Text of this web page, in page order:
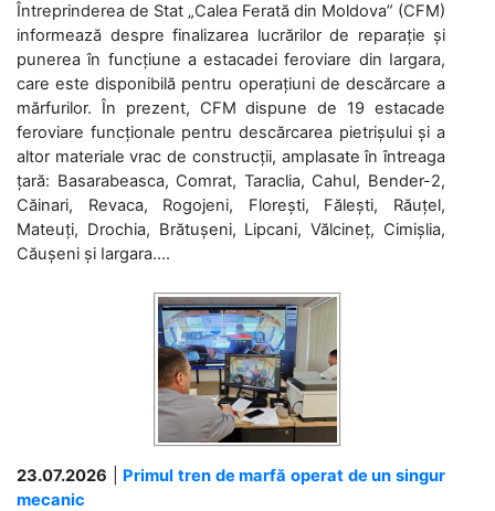
Întreprinderea de Stat „Calea Ferată din Moldova” (CFM)
informează despre finalizarea lucrărilor de reparație și
punerea în funcțiune a estacadei feroviare din Iargara,
care este disponibilă pentru operațiuni de descărcare a
mărfurilor. În prezent, CFM dispune de 19 estacade
feroviare funcționale pentru descărcarea pietrișului și a
altor materiale vrac de construcții, amplasate în întreaga
țară: Basarabeasca, Comrat, Taraclia, Cahul, Bender-2,
Căinari, Revaca, Rogojeni, Florești, Fălești, Răuțel,
Mateuți, Drochia, Brătușeni, Lipcani, Vălcineț, Cimișlia,
Căușeni și Iargara....
23.07.2026
Primul tren de marfă operat de un singur
mecanic